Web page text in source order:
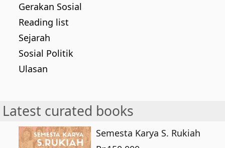
Gerakan Sosial
Reading list
Sejarah
Sosial Politik
Ulasan
Latest curated books
Semesta Karya S. Rukiah